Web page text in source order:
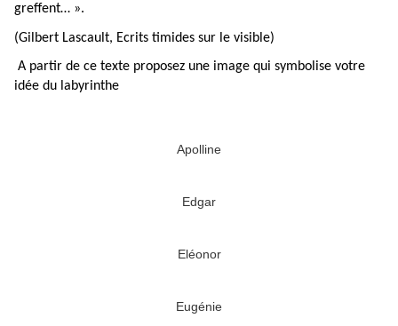
greffent… ».
(Gilbert Lascault, Ecrits timides sur le visible)
A partir de ce texte proposez une image qui symbolise votre
idée du labyrinthe
Apolline
Edgar
Eléonor
Eugénie